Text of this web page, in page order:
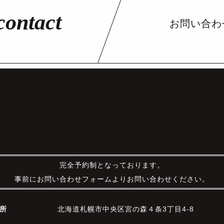
お問い合
完全予約制となっております。
事前にお問い合わせフォームよりお問い合わせください。
北海道札幌市中央区宮の森４条3丁目4-8